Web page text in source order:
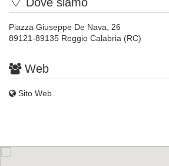
Piazza Giuseppe De Nava, 26
89121-89135 Reggio Calabria (RC)
Web
Sito Web